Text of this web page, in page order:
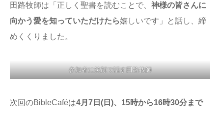
田路牧師は「正しく聖書を読むことで、 神様の皆さんに
向かう愛を知っていただけたら嬉しいです」と話し、締
めくくりました。
参加者に笑顔で話す田路牧師
次回のBibleCaféは4月7日(日)、15時から16時30分まで